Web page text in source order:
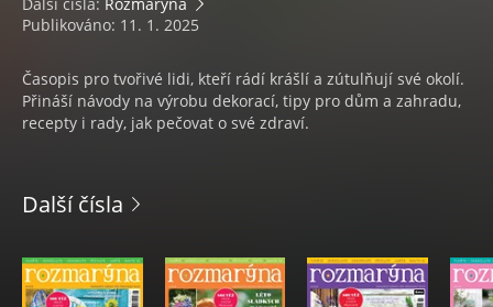
Další čísla: Rozmarýna
Publikováno: 11. 1. 2025
Časopis pro tvořivé lidi, kteří rádí krášlí a zútulňují své okolí.
Přináší návody na výrobu dekorací, tipy pro dům a zahradu,
recepty i rady, jak pečovat o své zdraví.
Další čísla